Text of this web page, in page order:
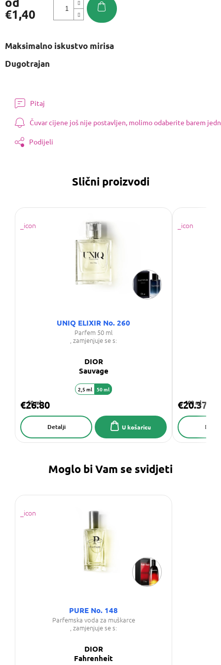
€1,40
Maksimalno iskustvo mirisa
Dugotrajan
Pitaj
Čuvar cijene još nije postavljen, molimo odaberite barem
Podijeli
Slični proizvodi
UNIQ ELIXIR No. 260
Parfem 50 ml
, zamjenjuje se s:
DIOR
Sauvage
50 ml
€26.80
U košaricu
Detalji
2,5 ml 50 ml
100 ml
€20.37
Moglo bi Vam se svidjeti
PURE No. 148
Parfemska voda za muškarce
, zamjenjuje se s:
DIOR
Fahrenheit